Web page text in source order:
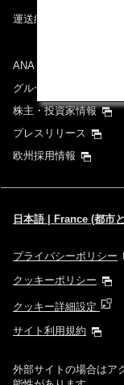
運送約款
ANAグループについて
グループ企業一覧
株主・投資家情報
プレスリリース
欧州採用情報
日本語 | France (都市
プライバシーポリシー
クッキーポリシー
クッキー詳細設定
サイト利用規約
外部サイトの場合はア